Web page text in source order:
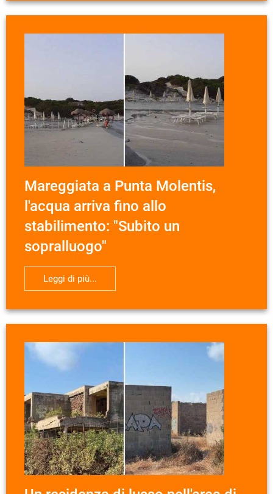
Mareggiata a Punta Molentis,
l'acqua arriva fino allo
stabilimento: "Subito un
sopralluogo"
Leggi di più...